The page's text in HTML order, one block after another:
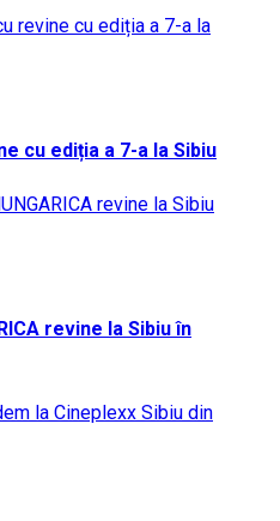
cu ediția a 7-a la Sibiu
revine la Sibiu în